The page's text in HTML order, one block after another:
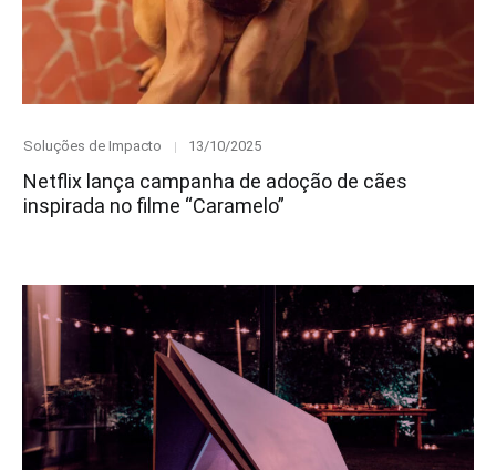
Category
Soluções de Impacto
Posted
13/10/2025
Netflix lança campanha de adoção de cães
inspirada no filme “Caramelo”